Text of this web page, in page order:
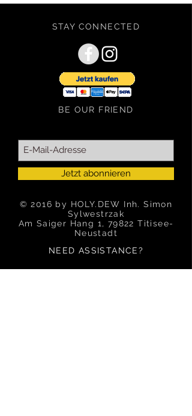
UStG.STAY CONNECTED
BE OUR FRIEND
Jetzt abonnieren
© 2016 by HOLY.DEW Inh. Simon
Sylwestrzak
Am Saiger Hang 1, 79822 Titisee-
Neustadt
NEED ASSISTANCE?